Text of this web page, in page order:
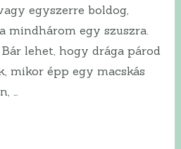
egyszerre boldog,
mindhárom egy szuszra.
lehet, hogy drága párod
mikor épp egy macskás
…